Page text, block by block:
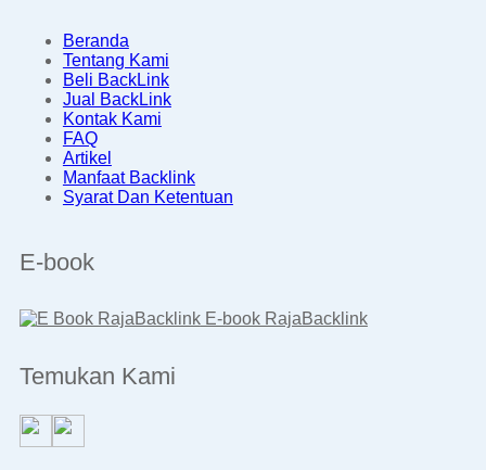
Beranda
Tentang Kami
Beli BackLink
Jual BackLink
Kontak Kami
FAQ
Artikel
Manfaat Backlink
Syarat Dan Ketentuan
E-book
E-book RajaBacklink
Temukan Kami